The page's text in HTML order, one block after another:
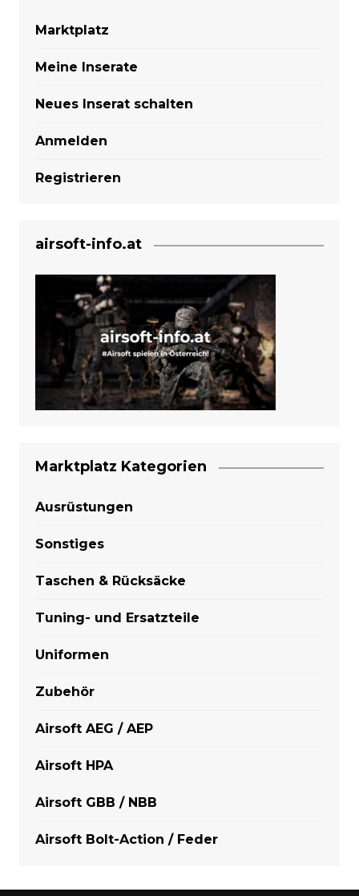
Marktplatz
Meine Inserate
Neues Inserat schalten
Anmelden
Registrieren
airsoft-info.at
Marktplatz Kategorien
Ausrüstungen
Sonstiges
Taschen & Rücksäcke
Tuning- und Ersatzteile
Uniformen
Zubehör
Airsoft AEG / AEP
Airsoft HPA
Airsoft GBB / NBB
Airsoft Bolt-Action / Feder